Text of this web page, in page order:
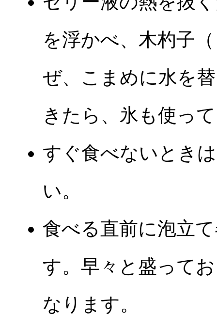
を浮かべ、木杓子
ぜ、こまめに水を
きたら、氷も使っ
すぐ食べないとき
い。
食べる直前に泡立
す。早々と盛って
なります。